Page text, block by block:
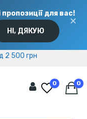
для вас!
НІ, ДЯКУЮ
✕
2 500 грн
2 500 грн
0 0